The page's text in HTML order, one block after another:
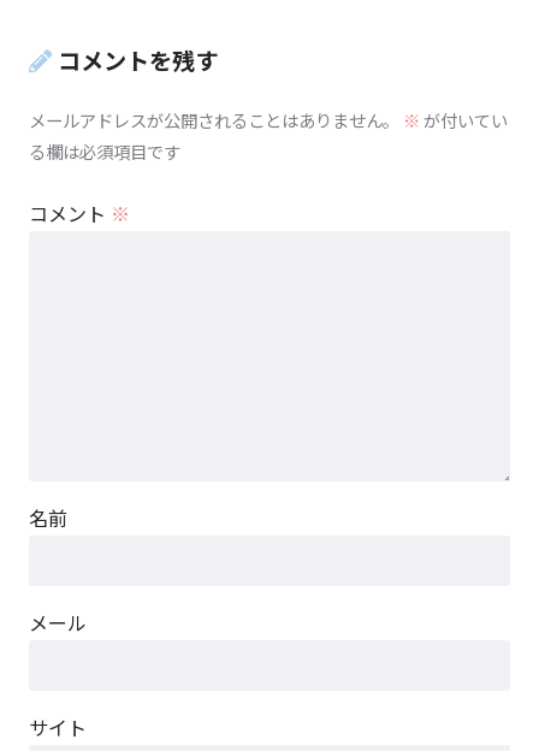
コメントを残す
メールアドレスが公開されることはありません。 ※が付いてい
る欄は必須項目です
コメント ※
名前
メール
サイト